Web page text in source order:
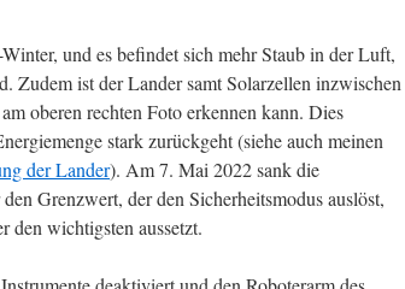
und es befindet sich mehr Staub in der Luft,
Zudem ist der Lander samt Solarzellen inzwischen
oberen rechten Foto erkennen kann. Dies
stark zurückgeht (siehe auch meinen
der Lander). Am 7. Mai 2022 sank die
Grenzwert, der den Sicherheitsmodus auslöst,
den wichtigsten aussetzt.